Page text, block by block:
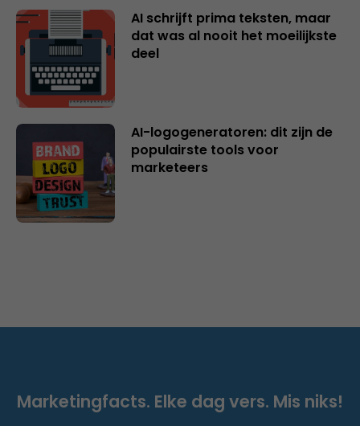
AI schrijft prima teksten, maar
dat was al nooit het moeilijkste
deel
AI-logogeneratoren: dit zijn de
populairste tools voor
marketeers
Marketingfacts. Elke dag vers. Mis niks!